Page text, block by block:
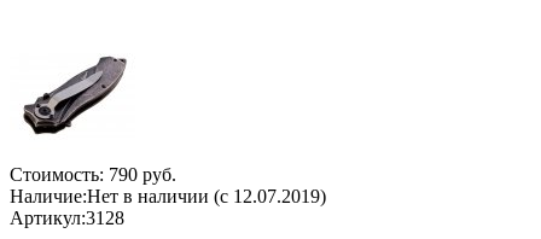
Стоимость: 790 руб.
Наличие:Нет в наличии (с 12.07.2019)
Артикул:3128